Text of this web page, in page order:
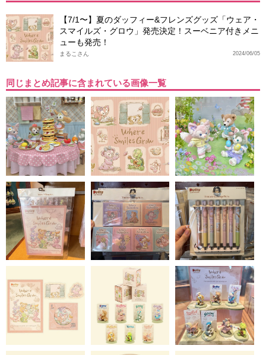
【7/1〜】夏のダッフィー&フレンズグッズ「ウェア・
スマイルズ・グロウ」発売決定！スーベニア付きメニ
ューも発売！
2024/06/05
まるこさん
同じまとめ記事に含まれている画像一覧